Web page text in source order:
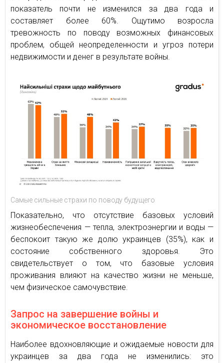
показатель почти не изменился за два года и
составляет более 60%. Ощутимо возросла
тревожность по поводу возможных финансовых
проблем, общей неопределенности и угроз потери
недвижимости и денег в результате войны.
Самые сильные страхи по поводу будущего
Показательно, что отсутствие базовых условий
жизнеобеспечения — тепла, электроэнергии и воды —
беспокоит такую же долю украинцев (35%), как и
состояние собственного здоровья. Это
свидетельствует о том, что базовые условия
проживания влияют на качество жизни не меньше,
чем физическое самочувствие.
Запрос на завершение войны и
экономическое восстановление
Наиболее вдохновляющие и ожидаемые новости для
украинцев за два года не изменились: это